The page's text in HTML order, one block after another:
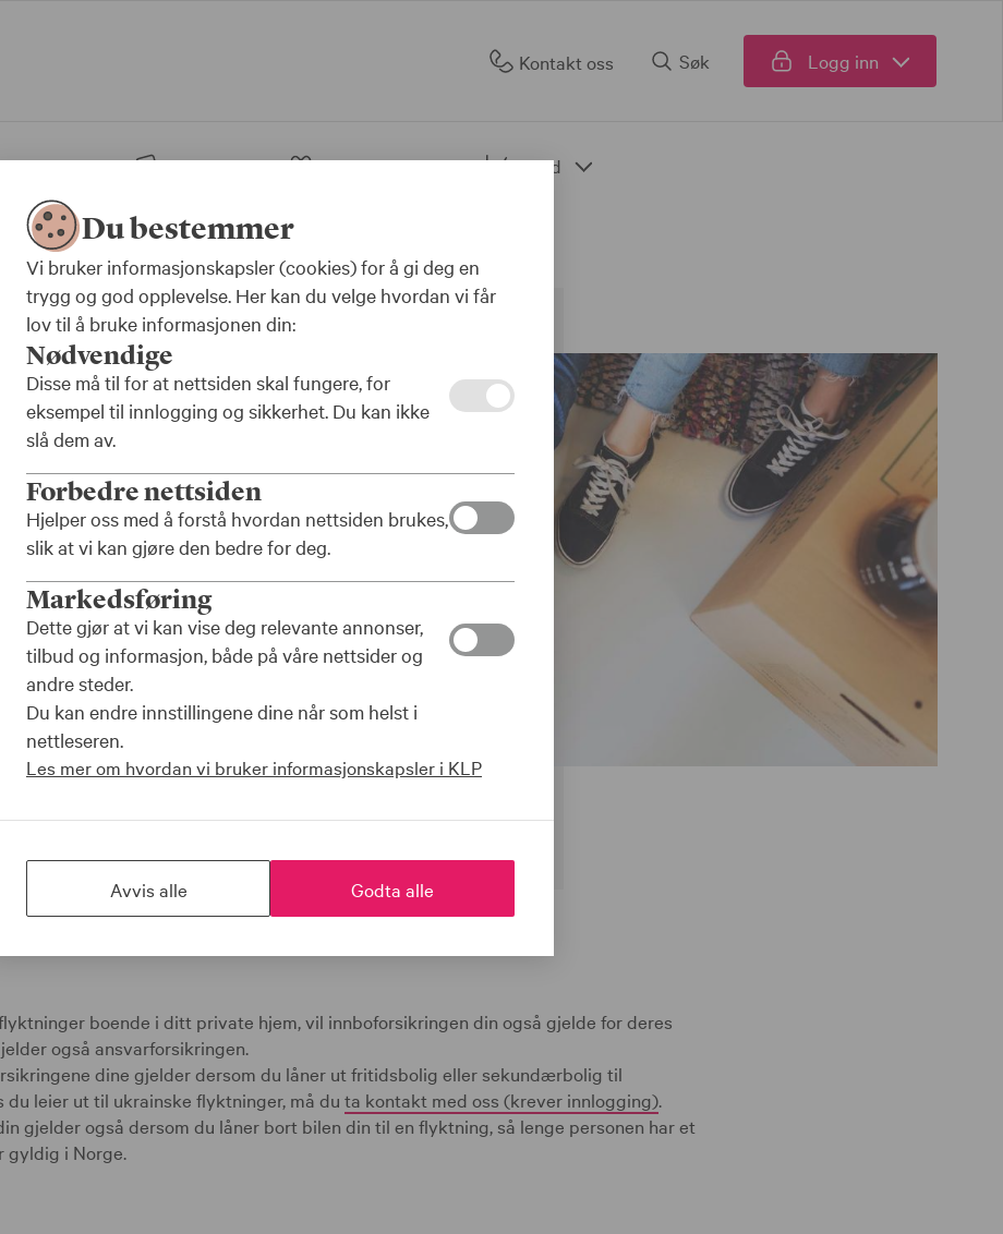
Bank Forsikring Fond
Kontakt oss Søk Logg inn
flyktninger
KLP
at du har
flere av
ivaretatt.
boende i ditt private hjem, vil innboforsikringen din også gjelde for deres
også ansvarforsikringen.
dine gjelder dersom du låner ut fritidsbolig eller sekundærbolig til
du leier ut til ukrainske flyktninger, må du ta kontakt med oss (krever innlogging).
gjelder også dersom du låner bort bilen din til en flyktning, så lenge personen har et
gyldig i Norge.
Du bestemmer
Vi bruker informasjonskapsler (cookies) for å gi deg en
trygg og god opplevelse. Her kan du velge hvordan vi får
lov til å bruke informasjonen din:
Nødvendige
Disse må til for at nettsiden skal fungere, for
eksempel til innlogging og sikkerhet. Du kan ikke
slå dem av.
Forbedre nettsiden
Hjelper oss med å forstå hvordan nettsiden brukes,
slik at vi kan gjøre den bedre for deg.
Markedsføring
Dette gjør at vi kan vise deg relevante annonser,
tilbud og informasjon, både på våre nettsider og
andre steder.
Du kan endre innstillingene dine når som helst i
nettleseren.
Les mer om hvordan vi bruker informasjonskapsler i KLP
Avvis alle Godta alle